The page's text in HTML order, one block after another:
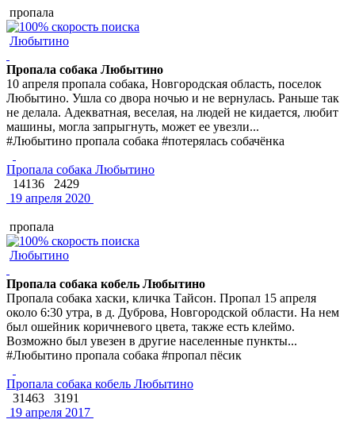
пропала
Любытино
Пропала собака Любытино
10 апреля пропала собака, Новгородская область, поселок
Любытино. Ушла со двора ночью и не вернулась. Раньше так
не делала. Адекватная, веселая, на людей не кидается, любит
машины, могла запрыгнуть, может ее увезли...
#Любытино пропала собака #потерялась собачёнка
Пропала собака Любытино
14136
2429
19 апреля 2020
пропала
Любытино
Пропала собака кобель Любытино
Пропала собака хаски, кличка Тайсон. Пропал 15 апреля
около 6:30 утра, в д. Дуброва, Новгородской области. На нем
был ошейник коричневого цвета, также есть клеймо.
Возможно был увезен в другие населенные пункты...
#Любытино пропала собака #пропал пёсик
Пропала собака кобель Любытино
31463
3191
19 апреля 2017